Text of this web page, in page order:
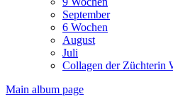
September
6 Wochen
August
Juli
Collagen der Züchterin
Main album page